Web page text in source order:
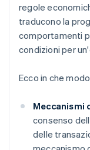
regole
traducono la
comportamenti
condizioni per
Ecco in che
Meccanismi
consenso
delle